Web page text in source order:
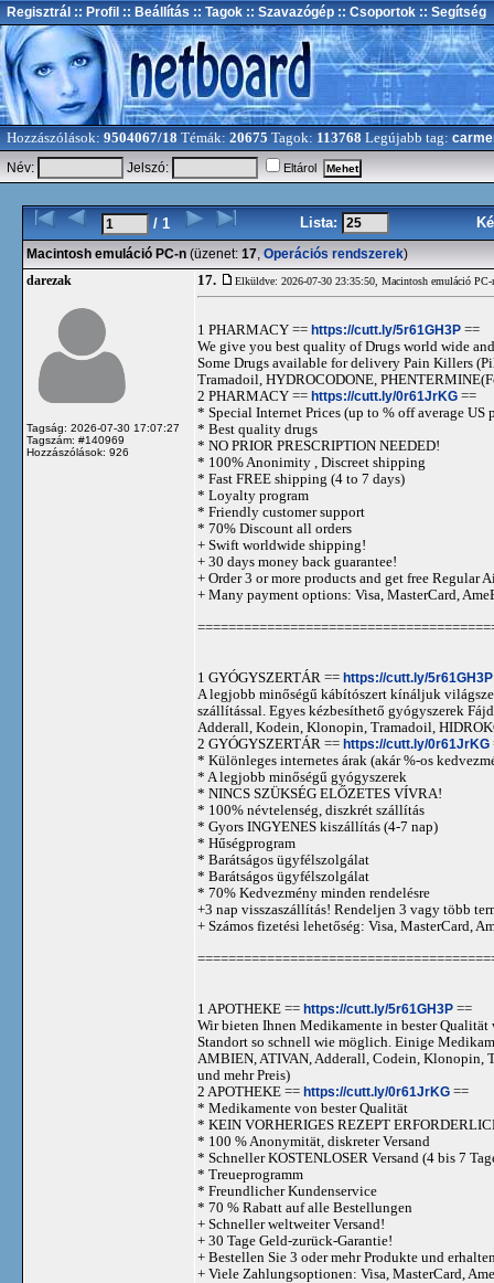
Regisztrál :: Profil :: Beállítás :: Tagok :: Szavazógép :: Csoportok :: Segítség
Hozzászólások: 9504067/18 Témák: 20675 Tagok: 113768 Legújabb tag:
Név:
Jelszó: Eltárol
/ 1 Lista:
Macintosh emuláció PC-n (üzenet: 17, Operációs rendszerek)
darezak
Tagság: 2026-07-30 17:07:27
Tagszám: #140969
Hozzászólások: 926
17. Elküldve: 2026-07-30 23:35:50, Macintosh emuláció PC-
1 PHARMACY == https://cutt.ly/5r61GH3P ==
We give you best quality of Drugs world wide
Some Drugs available for delivery Pain Killers
Tramadoil, HYDROCODONE,
2 PHARMACY == https://cutt.ly/0r61JrKG ==
* Special Internet Prices (up to % off average US
* Best quality drugs
* NO PRIOR PRESCRIPTION NEEDED!
* 100% Anonimity , Discreet shipping
* Fast FREE shipping (4 to 7 days)
* Loyalty program
* Friendly customer support
* 70% Discount all orders
+ Swift worldwide shipping!
+ 30 days money back guarantee!
+ Order 3 or more products and get free Regular
+ Many payment options: Visa, MasterCard,
1 GYÓGYSZERTÁR == https://cutt.ly/5r61GH3P
A legjobb minőségű kábítószert kínáljuk
szállítással. Egyes kézbesíthető gyógyszerek
Adderall, Kodein, Klonopin, Tramadoil,
2 GYÓGYSZERTÁR == https://cutt.ly/0r61JrKG
* Különleges internetes árak (akár %-os
* A legjobb minőségű gyógyszerek
* NINCS SZÜKSÉG ELŐZETES VÍVRA!
* 100% névtelenség, diszkrét szállítás
* Gyors INGYENES kiszállítás (4-7 nap)
* Hűségprogram
* Barátságos ügyfélszolgálat
* Barátságos ügyfélszolgálat
* 70% Kedvezmény minden rendelésre
+3 nap visszaszállítás! Rendeljen 3 vagy több
+ Számos fizetési lehetőség: Visa, MasterCard,
1 APOTHEKE == https://cutt.ly/5r61GH3P ==
Wir bieten Ihnen Medikamente in bester
Standort so schnell wie möglich. Einige
AMBIEN, ATIVAN, Adderall, Codein, Klonopin,
und mehr Preis)
2 APOTHEKE == https://cutt.ly/0r61JrKG ==
* Medikamente von bester Qualität
* KEIN VORHERIGES REZEPT
* 100 % Anonymität, diskreter Versand
* Schneller KOSTENLOSER Versand (4 bis 7
* Treueprogramm
* Freundlicher Kundenservice
* 70 % Rabatt auf alle Bestellungen
+ Schneller weltweiter Versand!
+ 30 Tage Geld-zurück-Garantie!
+ Bestellen Sie 3 oder mehr Produkte und
+ Viele Zahlungsoptionen: Visa, MasterCard,